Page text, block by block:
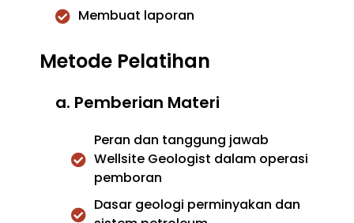
Membuat laporan
Metode Pelatihan
a. Pemberian Materi
Peran dan tanggung jawab
Wellsite Geologist dalam operasi
pemboran
Dasar geologi perminyakan dan